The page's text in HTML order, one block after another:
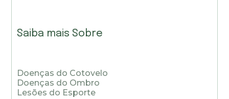
Saiba mais Sobre
Doenças do Cotovelo
Doenças do Ombro
Lesões do Esporte